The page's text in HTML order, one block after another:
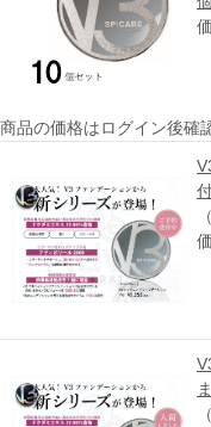
商品の価格はログイン後確